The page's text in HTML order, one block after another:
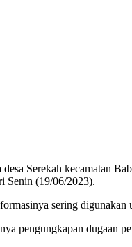
Serekah kecamatan
Senin (19/06/2023).
sering digunakan
pengungkapan dugaan